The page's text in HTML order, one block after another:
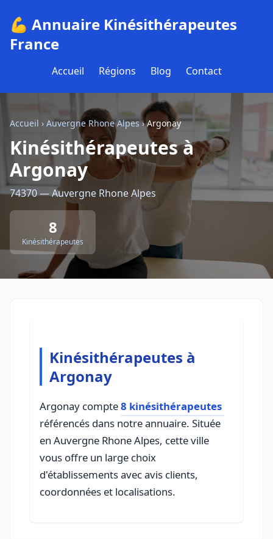
💪 Annuaire Kinésithérapeutes
France
Accueil Régions Blog Contact
Accueil › Auvergne Rhone Alpes›Argonay
Kinésithérapeutes à
Argonay
74370 — Auvergne Rhone Alpes
8
Kinésithérapeutes
Kinésithérapeutes à
Argonay
Argonay compte8 kinésithérapeutes
référencés dans notre annuaire. Située
en Auvergne Rhone Alpes, cette ville
vous offre un large choix
d'établissements avec avis clients,
coordonnées et localisations.